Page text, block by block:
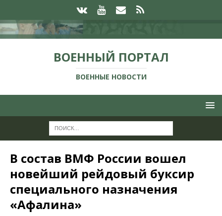
ВОЕННЫЙ ПОРТАЛ
ВОЕННЫЕ НОВОСТИ
В состав ВМФ России вошел
новейший рейдовый буксир
специального назначения
«Афалина»